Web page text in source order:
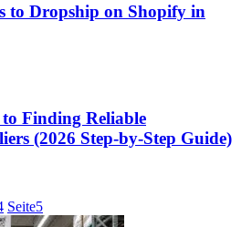
to Dropship on Shopify in
Finding Reliable
(2026 Step-by-Step Guide)
Seite5